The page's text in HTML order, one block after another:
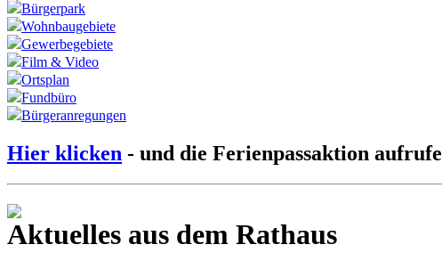
Bürgerpark
Wohnbaugebiete
Gewerbegebiete
Film & Video
Ortsplan
Fundbüro
Bürgeranregungen
Hier klicken - und die Ferienpassaktion
Aktuelles aus dem Rathaus